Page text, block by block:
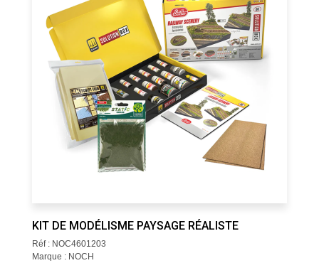
KIT DE MODÉLISME PAYSAGE RÉALISTE
Réf : NOC4601203
Marque : NOCH